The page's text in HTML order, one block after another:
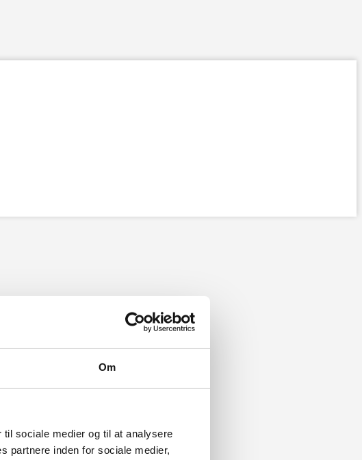
Om
sociale medier og til at analysere
partnere inden for sociale medier,